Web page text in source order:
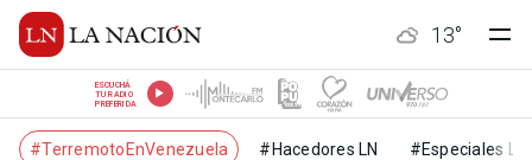
13°
ESCUCHÁ
TU RADIO
PREFERIDA
#TerremotoEnVenezuela #Hacedores LN #Especiales LN